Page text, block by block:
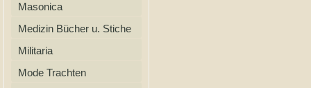
Masonica
Medizin Bücher u. Stiche
Militaria
Mode Trachten